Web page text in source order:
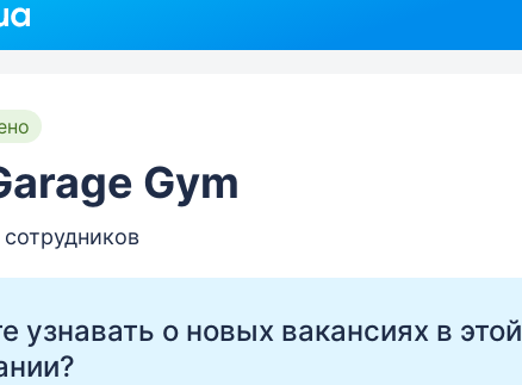
Gym
узнавать о новых вакансиях в этой